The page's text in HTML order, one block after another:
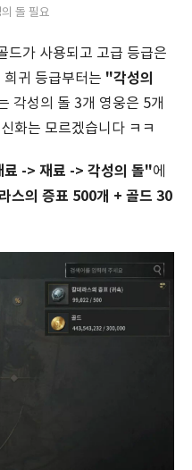
돌 필요
드가 사용되고 고급 등급은
귀 등급부터는 "각성의
각성의 돌 3개 영웅은 5개
화는 모르겠습니다 ㅋㅋ
-> 재료 -> 각성의 돌"에
스의 증표 500개 + 골드 30